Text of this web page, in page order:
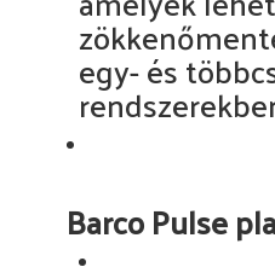
egy- és
Barco Pulse